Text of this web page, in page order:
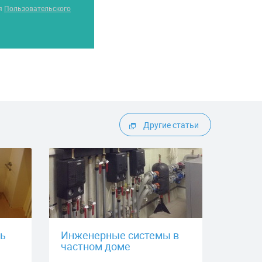
Пользовательского
Другие статьи
Инженерные системы в
частном доме